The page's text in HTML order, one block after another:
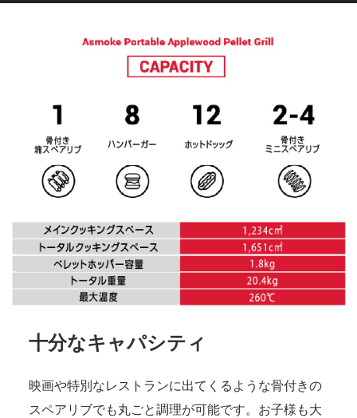
十分なキャパシティ
映画や特別なレストランに出てくるような骨付きの
スペアリブでも丸ごと調理が可能です。お子様も大